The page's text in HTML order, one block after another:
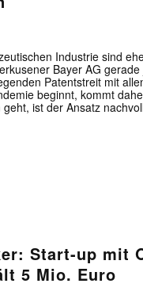
Industrie sind
Bayer AG
Patentstreit mit
beginnt, kommt
ist der Ansatz
Start-up mit
5 Mio. Euro